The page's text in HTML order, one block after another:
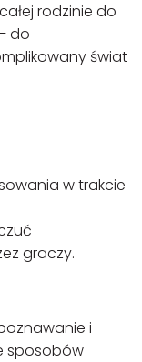
rodzinie do
do
świat
w trakcie
graczy.
i
sposobów